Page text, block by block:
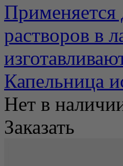
Применяется
растворов в
Капельница
Нет в
Заказать